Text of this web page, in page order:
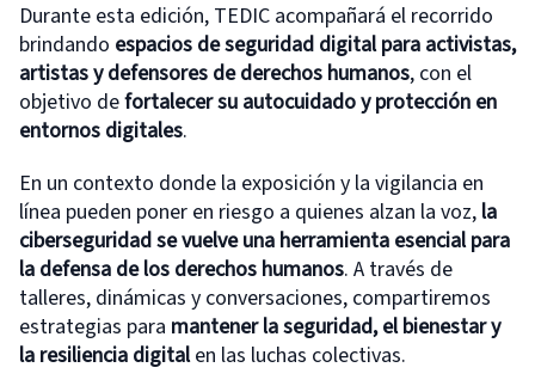
Durante esta edición, TEDIC acompañará el recorrido
brindando espacios de seguridad digital para activistas,
artistas y defensores de derechos humanos, con el
objetivo defortalecer su autocuidado y protección en
entornos digitales.
En un contexto donde la exposición y la vigilancia en
línea pueden poner en riesgo a quienes alzan la voz, la
ciberseguridad se vuelve una herramienta esencial para
la defensa de los derechos humanos. A través de
talleres, dinámicas y conversaciones, compartiremos
estrategias para mantener la seguridad, el bienestar y
la resiliencia digitalen las luchas colectivas.